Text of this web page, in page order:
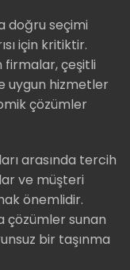
doğru seçimi
için kritiktir.
firmalar, çeşitli
uygun hizmetler
çözümler
arasında tercih
ve müşteri
önemlidir.
çözümler sunan
bir taşınma